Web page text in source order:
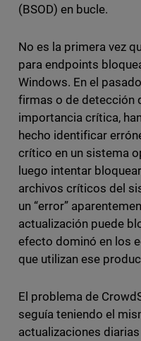
(BSOD) en bucle.
No es la primera vez
para endpoints
Windows. En el
firmas o de detección
importancia crítica,
hecho identificar
crítico en un sistema
luego intentar
archivos críticos del
un “error”
actualización puede
efecto dominó en los
que utilizan ese
El problema de
seguía teniendo el
actualizaciones